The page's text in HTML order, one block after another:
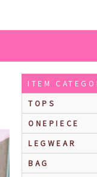
ITEM
TOPS
ONEPIECE
LEGWEAR
BAG